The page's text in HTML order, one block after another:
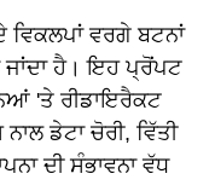
ਵਿਕਲਪਾਂ ਵਰਗੇ ਬਟਨਾਂ
ਜਾਂਦਾ ਹੈ। ਇਹ ਪ੍ਰੋਂਪਟ
'ਤੇ ਰੀਡਾਇਰੈਕਟ
ਡੇਟਾ ਚੋਰੀ, ਵਿੱਤੀ
ਦੀ ਸੰਭਾਵਨਾ ਵੱਧ